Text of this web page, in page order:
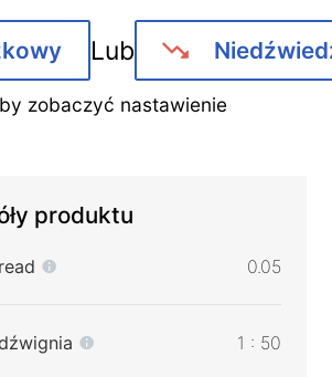
Lub
zobaczyć nastawienie
produktu
0.05
1 : 50